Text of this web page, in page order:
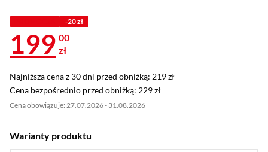
-20 zł
199 00
zł
Najniższa cena z 30 dni przed obniżką: 219 zł
Najniższa cena z 30 dni przed obniżką: 219 zł
Cena bezpośrednio przed obniżką: 229 zł
Cena bezpośrednio przed obniżką: 229 zł
Cena obowiązuje: 27.07.2026 - 31.08.2026
Warianty produktu